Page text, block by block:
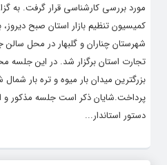
مورد بررسی کارشناسی قرار گرفت. به
کمیسیون تنظیم بازار استان صبح
شهرستان چناران و گلبهار در محل
تجارت استان برگزار شد. در این جلسه
بزرگترین میدان بار میوه و تره بار
پرداخت.شایان ذکر است جلسه مذکور و
دستور استاندار...